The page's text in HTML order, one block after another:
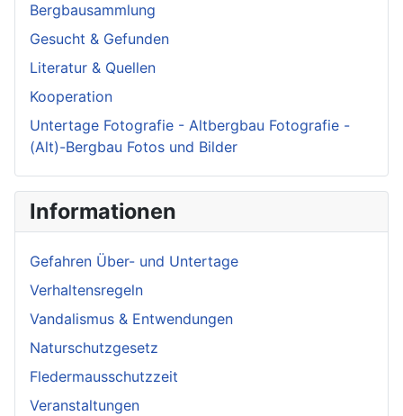
Bergbausammlung
Gesucht & Gefunden
Literatur & Quellen
Kooperation
Untertage Fotografie - Altbergbau Fotografie -
(Alt)-Bergbau Fotos und Bilder
Informationen
Gefahren Über- und Untertage
Verhaltensregeln
Vandalismus & Entwendungen
Naturschutzgesetz
Fledermausschutzzeit
Veranstaltungen